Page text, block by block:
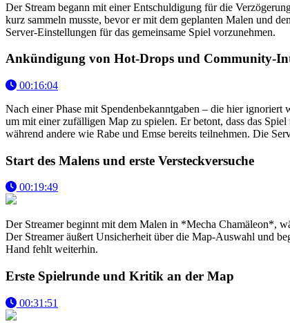
Der Stream begann mit einer Entschuldigung für die
kurz sammeln musste, bevor er mit dem geplanten Malen und
Server-Einstellungen für das gemeinsame Spiel vorzunehmen.
Ankündigung von Hot-Drops und Community-
00:16:04
Nach einer Phase mit Spendenbekanntgaben – die hier
um mit einer zufälligen Map zu spielen. Er betont, dass das
während andere wie Rabe und Emse bereits teilnehmen. Die
Start des Malens und erste Versteckversuche
00:19:49
Der Streamer beginnt mit dem Malen in *Mecha Chamäleon*,
Der Streamer äußert Unsicherheit über die Map-Auswahl und
Hand fehlt weiterhin.
Erste Spielrunde und Kritik an der Map
00:31:51